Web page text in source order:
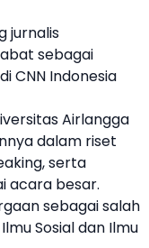
jurnalis
sebagai
CNN Indonesia
Airlangga
dalam riset
serta
acara besar.
sebagai salah
Sosial dan Ilmu